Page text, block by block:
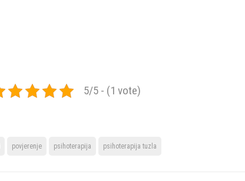
5/5 - (1 vote)
povjerenje psihoterapija psihoterapija tuzla